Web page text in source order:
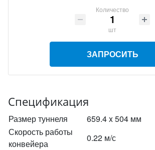
Количество
шт
ЗАПРОСИТЬ
Спецификация
Размер туннеля
659.4 x 504 мм
Скорость работы
конвейера
0.22 м/с